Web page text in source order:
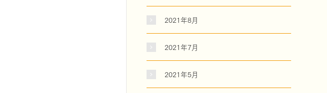
2021年8月
2021年7月
2021年5月